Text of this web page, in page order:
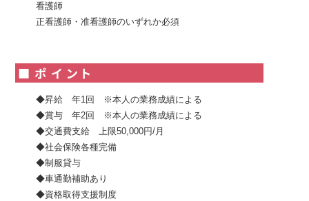
看護師
正看護師・准看護師のいずれか必須
◆昇給 年1回 ※本人の業務成績による
◆賞与 年2回 ※本人の業務成績による
◆交通費支給 上限50,000円/月
◆社会保険各種完備
◆制服貸与
◆車通勤補助あり
◆資格取得支援制度